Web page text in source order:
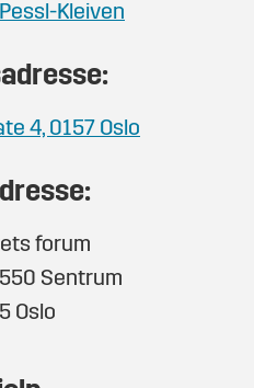
Kleiven
4, 0157 Oslo
forum
Sentrum
Oslo